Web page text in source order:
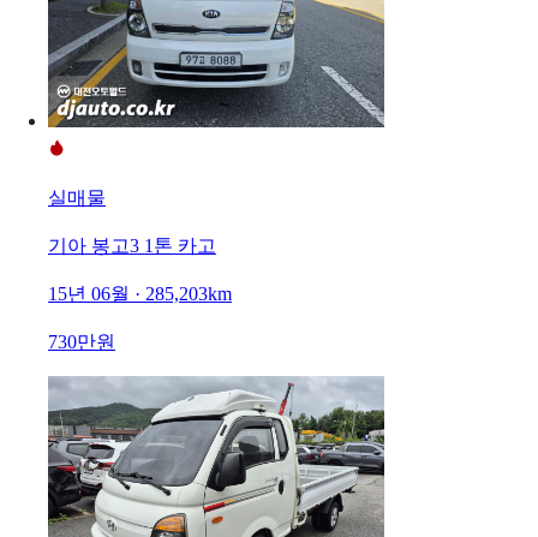
실매물
기아 봉고3 1톤 카고
15년 06월 · 285,203km
730만원